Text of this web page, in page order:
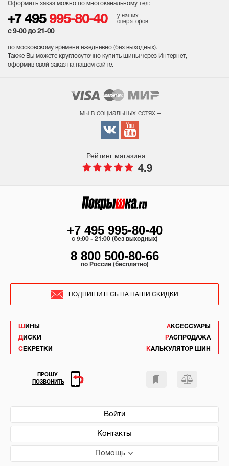
Оформить заказ можно по многоканальному тел:
+7 495 995-80-40
у наших
операторов
с 9-00 до 21-00
по московскому времени ежедневно (без выходных).
Также Вы можете круглосуточно купить шины через Интернет,
оформив свой заказ на нашем сайте.
мы в социальных сетях –
Рейтинг магазина:
4.9
ШИНЫ
ДИСКИ
СЕКРЕТКИ
АКСЕССУАРЫ
РАСПРОДАЖА
КАЛЬКУЛЯТОР ШИН
Войти
Контакты
Помощь
+7 495 995-80-40
c 9:00 - 21:00 (без выходных)
8 800 500-80-66
по России (бесплатно)
ПОДПИШИТЕСЬ НА НАШИ СКИДКИ
ПРОШУ
ПОЗВОНИТЬ